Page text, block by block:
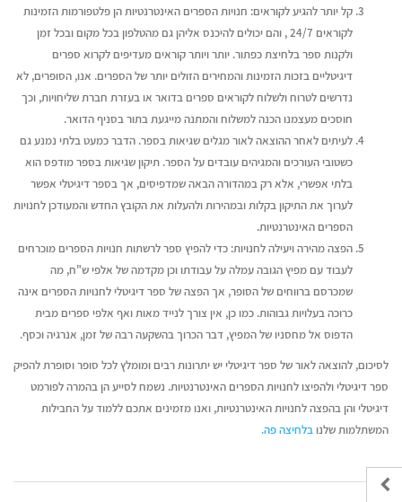
קל יותר להגיע לקוראים: חנויות הספרים האינטרנטיות הן פלטפורמות הזמינות
לקוראים 24/7 , והם יכולים להיכנס אליהן גם מהטלפון בכל מקום ובכל זמן
ולקנות ספר בלחיצת כפתור. יותר ויותר קוראים מעדיפים לקרוא ספרים
דיגיטליים בזכות הזמינות והמחירים הזולים יותר של הספרים. אנו, הסופרים, לא
נדרשים לטרוח ולשלוח לקוראים ספרים בדואר או בעזרת חברת שליחויות, וכך
חוסכים מעצמנו הכנה למשלוח והמתנה מייגעת בתור בסניף הדואר.
לעיתים לאחר ההוצאה לאור מגלים שגיאות בספר. הדבר כמעט בלתי נמנע גם
כשטובי העורכים והמגיהים עובדים על הספר. תיקון שגיאות בספר מודפס הוא
בלתי אפשרי, אלא רק במהדורה הבאה שמדפיסים, אך בספר דיגיטלי אפשר
לערוך את התיקון בקלות ובמהירות ולהעלות את הקובץ החדש והמעודכן לחנויות
הספרים האינטרנטיות.
הפצה מהירה ויעילה לחנויות: כדי להפיץ ספר לרשתות חנויות הספרים מוכרחים
לעבוד עם מפיץ הגובה עמלה על עבודתו וכן מקדמה של אלפי ש"ח, מה
שמכרסם ברווחים של הסופר, אך הפצה של ספר דיגיטלי לחנויות הספרים אינה
כרוכה בעלויות גבוהות. כמו כן, אין צורך לנייד מאות ואף אלפי ספרים מבית
הדפוס אל מחסניו של המפיץ, דבר הכרוך בהשקעה רבה של זמן, אנרגיה וכסף.
לסיכום, להוצאה לאור של ספר דיגיטלי יש יתרונות רבים ומומלץ לכל סופר וסופרת להפיק
ספר דיגיטלי ולהפיצו לחנויות הספרים האינטרנטיות. נשמח לסייע הן בהמרה לפורמט
דיגיטלי והן בהפצה לחנויות האינטרנטיות, ואנו מזמינים אתכם ללמוד על החבילות
המשתלמות שלנובלחיצה פה.
ריאיון עם בועז דרורי, מחבר
הספר "רווק, נשוי, גרוש"
יוני 16, 2026
איך עידן הבינוניות
הזדמנות גדולה
יולי 12, 2026